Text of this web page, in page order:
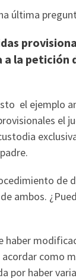
última
a la petición
el ejemplo
el
de
ambos.
haber
como
por haber